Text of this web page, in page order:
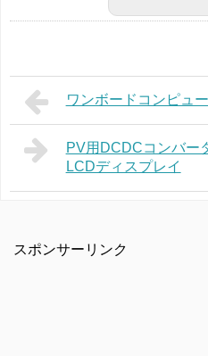
ワンボードコンピュ
PV用DCDCコンバー
LCDディスプレイ
スポンサーリンク